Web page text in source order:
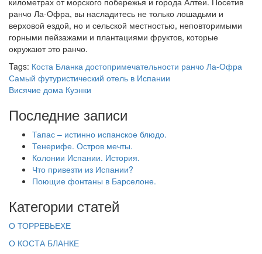
ранчо Ла-Офра, вы насладитесь не только лошадьми и
верховой ездой, но и сельской местностью, неповторимыми
горными пейзажами и плантациями фруктов, которые
окружают это ранчо.
Tags: Коста Бланка достопримечательности ранчо Ла-Офра
Самый футуристический отель в Испании
Висячие дома Куэнки
Последние записи
Тапас – истинно испанское блюдо.
Тенерифе. Остров мечты.
Колонии Испании. История.
Что привезти из Испании?
Поющие фонтаны в Барселоне.
Категории статей
О ТОРРЕВЬЕХЕ
О КОСТА БЛАНКЕ